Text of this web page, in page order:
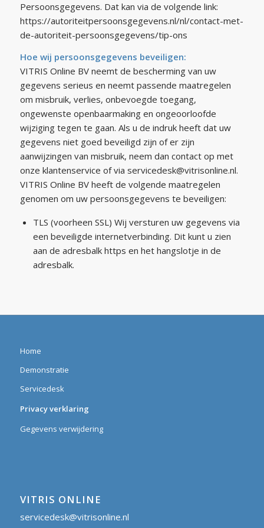
Persoonsgegevens. Dat kan via de volgende link:
https://autoriteitpersoonsgegevens.nl/nl/contact-met-
de-autoriteit-persoonsgegevens/tip-ons
Hoe wij persoonsgegevens beveiligen:
VITRIS Online BV neemt de bescherming van uw
gegevens serieus en neemt passende maatregelen
om misbruik, verlies, onbevoegde toegang,
ongewenste openbaarmaking en ongeoorloofde
wijziging tegen te gaan. Als u de indruk heeft dat uw
gegevens niet goed beveiligd zijn of er zijn
aanwijzingen van misbruik, neem dan contact op met
onze klantenservice of via servicedesk@vitrisonline.nl.
VITRIS Online BV heeft de volgende maatregelen
genomen om uw persoonsgegevens te beveiligen:
TLS (voorheen SSL) Wij versturen uw gegevens via
een beveiligde internetverbinding. Dit kunt u zien
aan de adresbalk https en het hangslotje in de
adresbalk.
Home
Demonstratie
Servicedesk
Privacy verklaring
Gegevens verwijdering
VITRIS ONLINE
servicedesk@vitrisonline.nl